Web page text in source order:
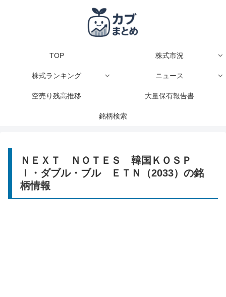
TOP 株式市況
株式ランキング ニュース
空売り残高推移 大量保有報告書
銘柄検索
ＮＥＸＴ ＮＯＴＥＳ 韓国ＫＯＳＰ
Ｉ・ダブル・ブル ＥＴＮ（2033）の銘
柄情報